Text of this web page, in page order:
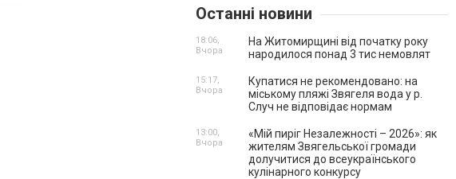
Останні новини
На Житомирщині від початку року
народилося понад 3 тис немовлят
18:06,
Вчора
Купатися не рекомендовано: на
міському пляжі Звягеля вода у р.
Случ не відповідає нормам
15:17,
Вчора
«Мій пиріг Незалежності – 2026»: як
жителям Звягельської громади
долучитися до всеукраїнського
кулінарного конкурсу
13:00,
Вчора